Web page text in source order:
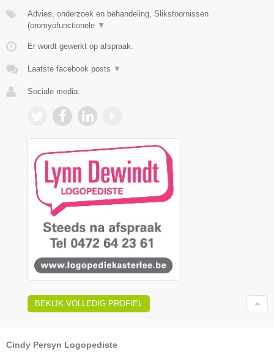
Advies, onderzoek en behandeling, Slikstoornissen
(oromyofunctionele ▼
Er wordt gewerkt op afspraak.
Laatste facebook posts ▼
Sociale media:
BEKIJK VOLLEDIG PROFIEL
Cindy Persyn Logopediste